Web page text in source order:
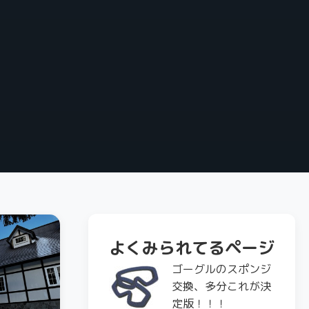
よくみられてるページ
ゴーグルのスポンジ
交換、多分これが決
定版！！！